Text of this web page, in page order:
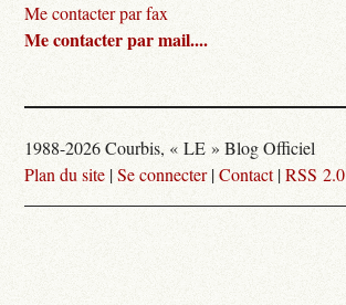
Me contacter par fax
Me contacter par mail....
1988-2026 Courbis, « LE » Blog Officiel
Plan du site |Se connecter|Contact|RSS 2.0